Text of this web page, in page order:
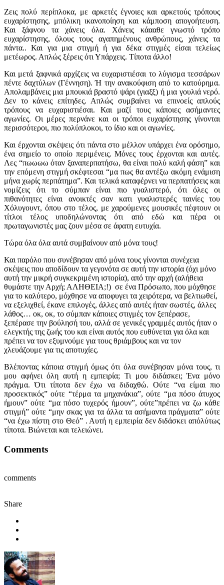
Ζεις πολύ περίπλοκα, με αρκετές έγνοιες και αρκετούς τρόπους
ευχαρίστησης, μπόλικη ικανοποίηση και κάμποση απογοήτευση.
Και ξάφνου τα χάνεις όλα. Χάνεις κάααθε γνωστό τρόπο
ευχαρίστησης, όλους τους αγαπημένους ανθρώπους, χάνεις τα
πάντα.. Και για μια στιγμή ή για δέκα στιγμές είσαι τελείως
μετέωρος. Απλώς ξέρεις ότι Υπάρχεις. Τίποτα άλλο!
Και μετά ξαφνικά αρχίζεις να ευχαριστιέσαι το λύγισμα τεσσάρων
πέντε δαχτύλων (Γέννηση). Ή την ανακούφιση από το κατούρημα.
Απολαμβάνεις μια μπουκιά βραστό ψάρι (γιαξξ) ή μια γουλιά νερό.
Δεν το κάνεις επίτηδες. Απλώς συμβαίνει να επινοείς απλούς
τρόπους να ευχαριστιέσαι. Και μαζί τους κάποιες ασήμαντες
αγωνίες. Οι μέρες περνάνε και οι τρόποι ευχαρίστησης γίνονται
περισσότεροι, πιο πολύπλοκοι, το ίδιο και οι αγωνίες.
Και έρχονται σκέψεις ότι πάντα στο μέλλον υπάρχει ένα ορόσημο,
ένα σημείο το οποίο περιμένεις. Μόνες τους έρχονται και αυτές.
Λες “πωωωω όταν ξαναπερπατήσω, θα είναι πολύ καλή φάση” και
την επόμενη στιγμή σκέφτεσαι “μα πως θα αντέξω ακόμη ενάμιση
μήνα χωρίς περπάτημα”. Και τελικά καταφέρνει να περπατήσεις και
νομίζεις ότι το σύμπαν είναι πιο γυαλιστερό, ότι όλες οι
πιθανότητες είναι ανοικτές σαν κατι γυαλιστερές ταινίες του
Χόλυγουντ, όπου στο τέλος, με χαρούμενες μουσικές πέφτουν οι
τίτλοι τέλος υποδηλώνοντας ότι από εδώ και πέρα οι
πρωταγωνιστές μας ζουν μέσα σε άφατη ευτυχία.
Τώρα όλα όλα αυτά συμβαίνουν από μόνα τους!
Και παρόλο που συνέβησαν από μόνα τους γίνονται συνέχεια
σκέψεις που αποδίδουν τα γεγονότα σε αυτή την ιστορία (όχι μόνο
αυτή την μικρή συγκεκριμένη ιστορία), από την αρχή (αλήθεια
θυμάστε την Αρχή; ΑΛΗΘΕΙΑ;!) σε ένα Πρόσωπο, που μόχθησε
για το καλύτερο, μόχθησε να αποφυγει τα χειρότερα, να βελτιωθεί,
να εξελιχθεί, έκανε επιλογές, άλλες από αυτές ήταν σωστές, άλλες
λάθος… οκ, οκ, το σύμπαν κάποιες στιγμές τον ξεπέρασε,
ξεπέρασε την βούλησή του, αλλά σε γενικές γραμμές αυτός ήταν ο
ελεγκτής της ζωής του και είναι αυτός που ευθύνεται για όλα και
πρέπει να τον εξυμνούμε για τους θριάμβους και να τον
χλευάζουμε για τις αποτυχίες.
Βλέποντας κάποια στιγμή όμως ότι όλα συνέβησαν μόνα τους, τι
μου αφήνει όλη αυτή η εμπειρία; Τι μου διδάσκει; Ένα μόνο
πράγμα. Ότι τίποτα δεν έχω να διδαχθώ. Ούτε “να είμαι πιο
προσεκτικός” ούτε “τέρμα τα μηχανάκια”, ούτε “μα πόσο άτυχος
ήμουν” ούτε “μα πόσο τυχερός ήμουν”, ούτε”πρέπει να ζω κάθε
στιγμή” ούτε “μην σκας για τα άλλα τα ασήμαντα πράγματα” ούτε
“να έχω πίστη στο Θεό” . Αυτή η εμπειρία δεν διδάσκει απόλύτως
τίποτα. Βιώνεται και τελειώνει.
Comments
comments
Share